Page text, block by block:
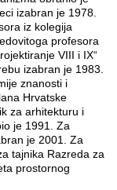
izabran je 1978.
iz kolegija
profesora
VIII i IX“
izabran je 1983.
znanosti i
Hrvatske
za arhitekturu i
je 1991. Za
je 2001. Za
tajnika Razreda za
prostornog